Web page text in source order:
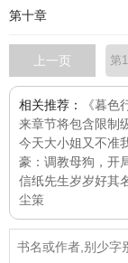
第十章
上一页
相关推荐：
《暮
来章节将包含限制
今天大小姐又不准
豪：调教母狗，开
信纸先生岁岁好其
尘策